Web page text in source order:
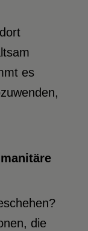
es
die